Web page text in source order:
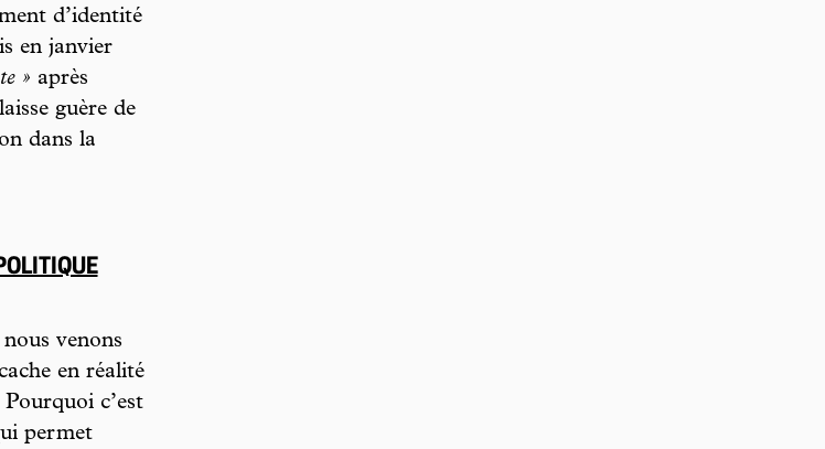
d’identité
en janvier
» après
guère de
dans la
venons
en réalité
c’est
permet